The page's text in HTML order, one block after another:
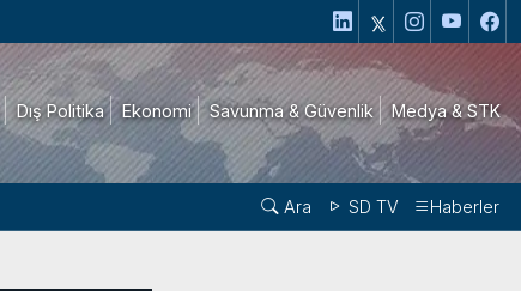
Dış Politika Ekonomi Savunma & Güvenlik Medya & STK
Ara SD TV Haberler